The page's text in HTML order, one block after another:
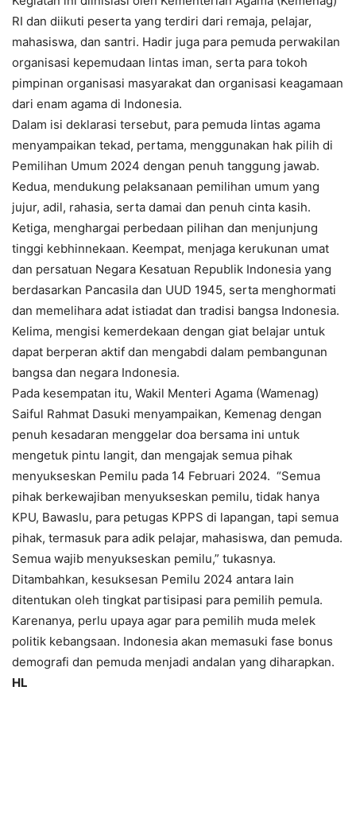
RI dan diikuti peserta yang terdiri dari remaja, pelajar,
mahasiswa, dan santri. Hadir juga para pemuda perwakilan
organisasi kepemudaan lintas iman, serta para tokoh
pimpinan organisasi masyarakat dan organisasi keagamaan
dari enam agama di Indonesia.
Dalam isi deklarasi tersebut, para pemuda lintas agama
menyampaikan tekad, pertama, menggunakan hak pilih di
Pemilihan Umum 2024 dengan penuh tanggung jawab.
Kedua, mendukung pelaksanaan pemilihan umum yang
jujur, adil, rahasia, serta damai dan penuh cinta kasih.
Ketiga, menghargai perbedaan pilihan dan menjunjung
tinggi kebhinnekaan. Keempat, menjaga kerukunan umat
dan persatuan Negara Kesatuan Republik Indonesia yang
berdasarkan Pancasila dan UUD 1945, serta menghormati
dan memelihara adat istiadat dan tradisi bangsa Indonesia.
Kelima, mengisi kemerdekaan dengan giat belajar untuk
dapat berperan aktif dan mengabdi dalam pembangunan
bangsa dan negara Indonesia.
Pada kesempatan itu, Wakil Menteri Agama (Wamenag)
Saiful Rahmat Dasuki menyampaikan, Kemenag dengan
penuh kesadaran menggelar doa bersama ini untuk
mengetuk pintu langit, dan mengajak semua pihak
menyukseskan Pemilu pada 14 Februari 2024. “Semua
pihak berkewajiban menyukseskan pemilu, tidak hanya
KPU, Bawaslu, para petugas KPPS di lapangan, tapi semua
pihak, termasuk para adik pelajar, mahasiswa, dan pemuda.
Semua wajib menyukseskan pemilu,” tukasnya.
Ditambahkan, kesuksesan Pemilu 2024 antara lain
ditentukan oleh tingkat partisipasi para pemilih pemula.
Karenanya, perlu upaya agar para pemilih muda melek
politik kebangsaan. Indonesia akan memasuki fase bonus
demografi dan pemuda menjadi andalan yang diharapkan.
HL